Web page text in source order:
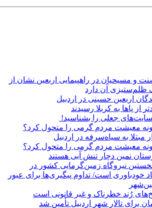
و مسیحیان در راهپیمایی اربعین نشان از
ظلم‌ستیزی آن دارد
اربعین حسینی در اردبیل
از پاها به کربلا رسیدند
جعلی را بشناسید!
معیشت مردم گرمی را متحول کرد؟
معیشت مردم گرمی را متحول کرد؟
نیروگاه زمین‌گرمایی کشور در
خودباوری است/ تداوم پیگیری‌ها برای عبور
رُند خطرناک و غیر قانونی است